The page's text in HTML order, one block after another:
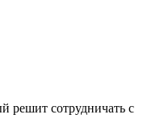
решит сотрудничать с